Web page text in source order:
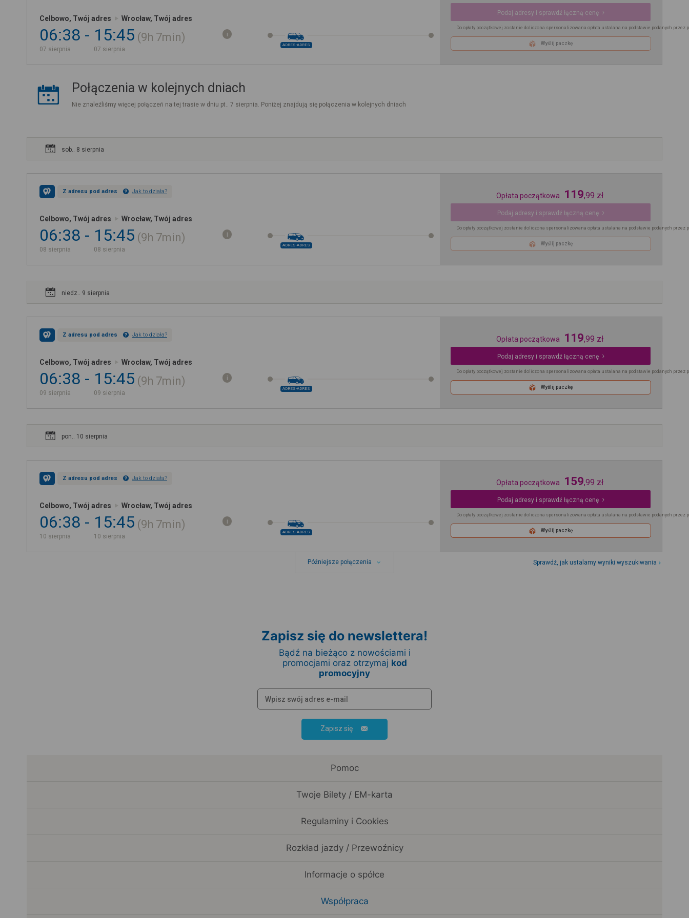
Celbowo, Twój adres Wrocław, Twój adres
06:38
07 sierpnia
15:45
07 sierpnia
9h 7min
ADRES-ADRES
Podaj adresy i sprawdź łączną cenę
Do opłaty początkowej zostanie doliczona spersonalizowana opłata ustalana na podstawie podanych przez
Wyślij paczkę
Połączenia w kolejnych dniach
Nie znaleźliśmy więcej połączeń na tej trasie w dniu pt.. 7 sierpnia. Poniżej znajdują się połączenia w kolejnych dniach
sob.. 8 sierpnia
Z adresu pod adres Jak to działa?
Celbowo, Twój adres Wrocław, Twój adres
06:38
08 sierpnia
15:45
08 sierpnia
9h 7min
ADRES-ADRES
Opłata początkowa 119,99 zł
Podaj adresy i sprawdź łączną cenę
Do opłaty początkowej zostanie doliczona spersonalizowana opłata ustalana na podstawie podanych przez
Wyślij paczkę
niedz.. 9 sierpnia
Z adresu pod adres Jak to działa?
Celbowo, Twój adres Wrocław, Twój adres
06:38
09 sierpnia
15:45
09 sierpnia
9h 7min
ADRES-ADRES
Opłata początkowa 119,99 zł
Podaj adresy i sprawdź łączną cenę
Do opłaty początkowej zostanie doliczona spersonalizowana opłata ustalana na podstawie podanych przez
Wyślij paczkę
pon.. 10 sierpnia
Z adresu pod adres Jak to działa?
Celbowo, Twój adres Wrocław, Twój adres
06:38
10 sierpnia
15:45
10 sierpnia
9h 7min
ADRES-ADRES
Opłata początkowa 159,99 zł
Podaj adresy i sprawdź łączną cenę
Do opłaty początkowej zostanie doliczona spersonalizowana opłata ustalana na podstawie podanych przez
Wyślij paczkę
Późniejsze połączenia Sprawdź, jak ustalamy wyniki wyszukiwania
Zapisz się do newslettera!
Bądź na bieżąco z nowościami i
promocjami oraz otrzymaj kod
promocyjny
Zapisz się
Pomoc
Twoje Bilety / EM-karta
Regulaminy i Cookies
Rozkład jazdy / Przewoźnicy
Informacje o spółce
Współpraca